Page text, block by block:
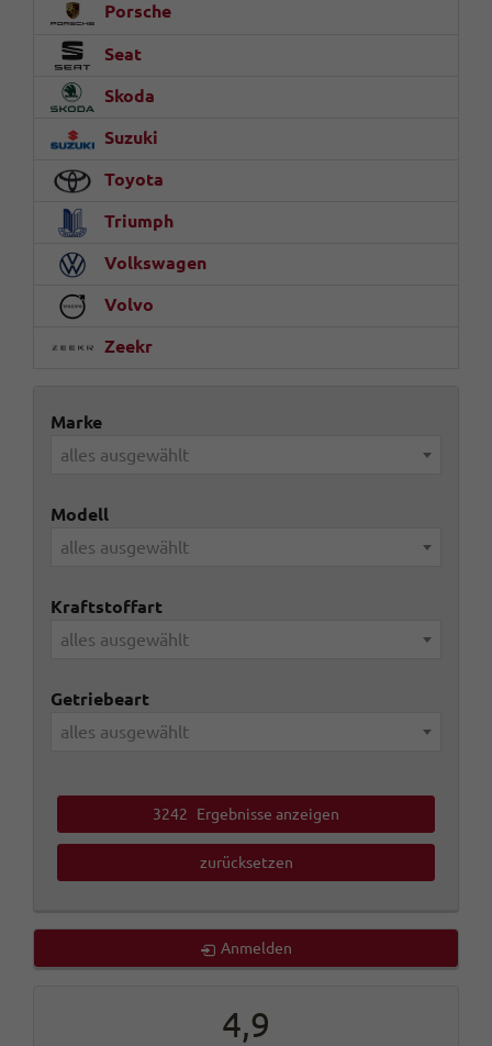
Porsche
Seat
Skoda
Suzuki
Toyota
Triumph
Volkswagen
Volvo
Zeekr
Marke
alles ausgewählt
Modell
alles ausgewählt
Kraftstoffart
alles ausgewählt
Getriebeart
alles ausgewählt
3242 Ergebnisse anzeigen
zurücksetzen
Anmelden
4,9